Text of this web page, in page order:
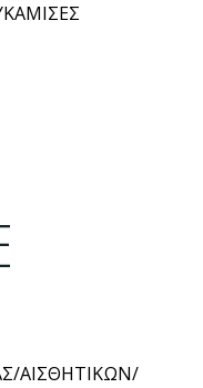
ΑΙΣΘΗΤΙΚΩΝ/